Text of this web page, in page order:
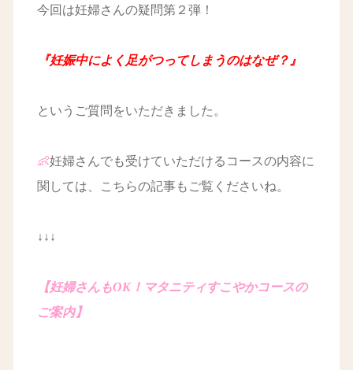
今回は妊婦さんの疑問第２弾！
『妊娠中によく足がつってしまうのはなぜ？』
というご質問をいただきました。
👶妊婦さんでも受けていただけるコースの内容に
関しては、こちらの記事もご覧くださいね。
↓↓↓
【妊婦さんもOK！マタニティすこやかコースの
ご案内】